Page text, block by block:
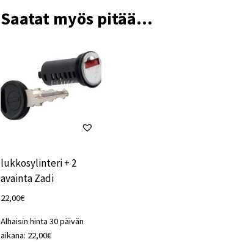
Saatat myös pitää...
lukkosylinteri + 2
avainta Zadi
22,00€
Alhaisin hinta 30 päivän
aikana: 22,00€